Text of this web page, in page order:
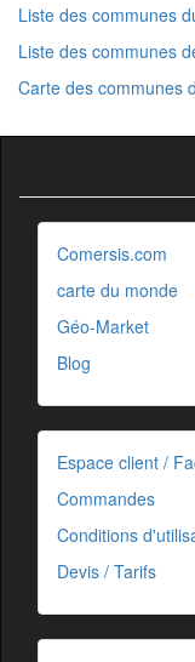
Liste des communes
Liste des communes
Carte des communes
Comersis.com
carte du monde
Géo-Market
Blog
Espace client /
Commandes
Conditions
Devis / Tarifs